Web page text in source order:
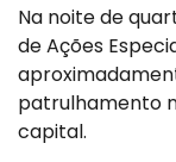
Na noite de
de Ações
patrulhamento
capital.